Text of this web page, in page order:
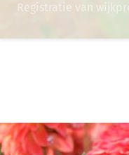
Registratie van